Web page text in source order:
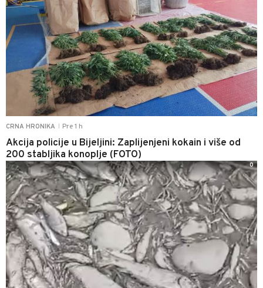
CRNA HRONIKA Pre 1 h
Akcija policije u Bijeljini: Zaplijenjeni kokain i više od
200 stabljika konoplje (FOTO)
0